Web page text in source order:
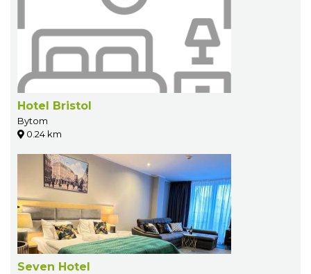
Hotel Bristol
Bytom
0.24 km
Seven Hotel